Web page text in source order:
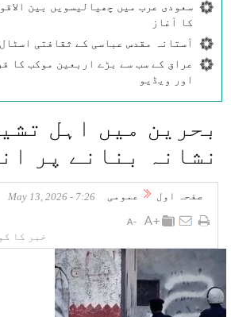
سعودی عرب میں چھیالیسویں بین
کا آغاز
آستانہ مقدس عباسی کے ثقافتی
عراق کے سب سے بڑے اربعین موکب کا
اور ویڈیو
بحرین میں اہل
نشانہ بنانے پر
صفحہ اول عمومی 7:26 - May 13, 2026
خبر کا